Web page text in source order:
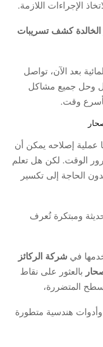
الإجراءات اللازمة.
الخالدة كشف تسريبات
بعد الآن، تواصل
وحل جميع مشاكل
وقت.
إصلاحه يمكن أن
الوقت. لكن هل تعلم
الحاجة إلى تكسير
ومبتكرة تُعرف
في شركة الركائز
بالعثور على نقاط
المتضررة،
هندسية متطورة